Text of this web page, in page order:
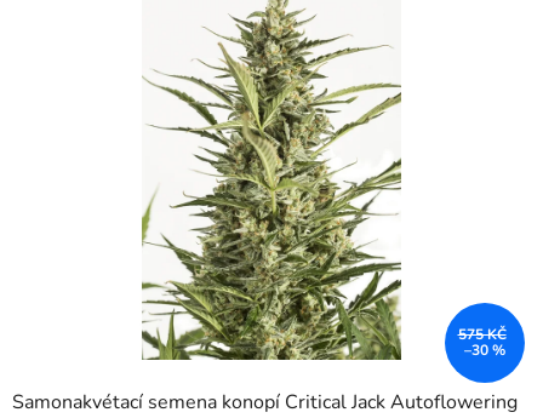
Samonakvétací semena konopí Critical Jack Autoflowering
575 KČ
–30 %